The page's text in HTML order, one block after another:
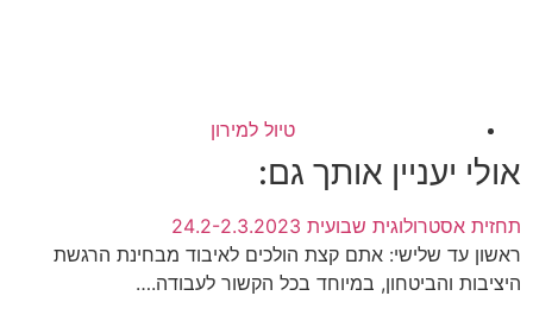
טיול למירון
אולי יעניין אותך גם:
תחזית אסטרולוגית שבועית 24.2-2.3.2023
ראשון עד שלישי: אתם קצת הולכים לאיבוד מבחינת הרגשת
היציבות והביטחון, במיוחד בכל הקשור לעבודה.…